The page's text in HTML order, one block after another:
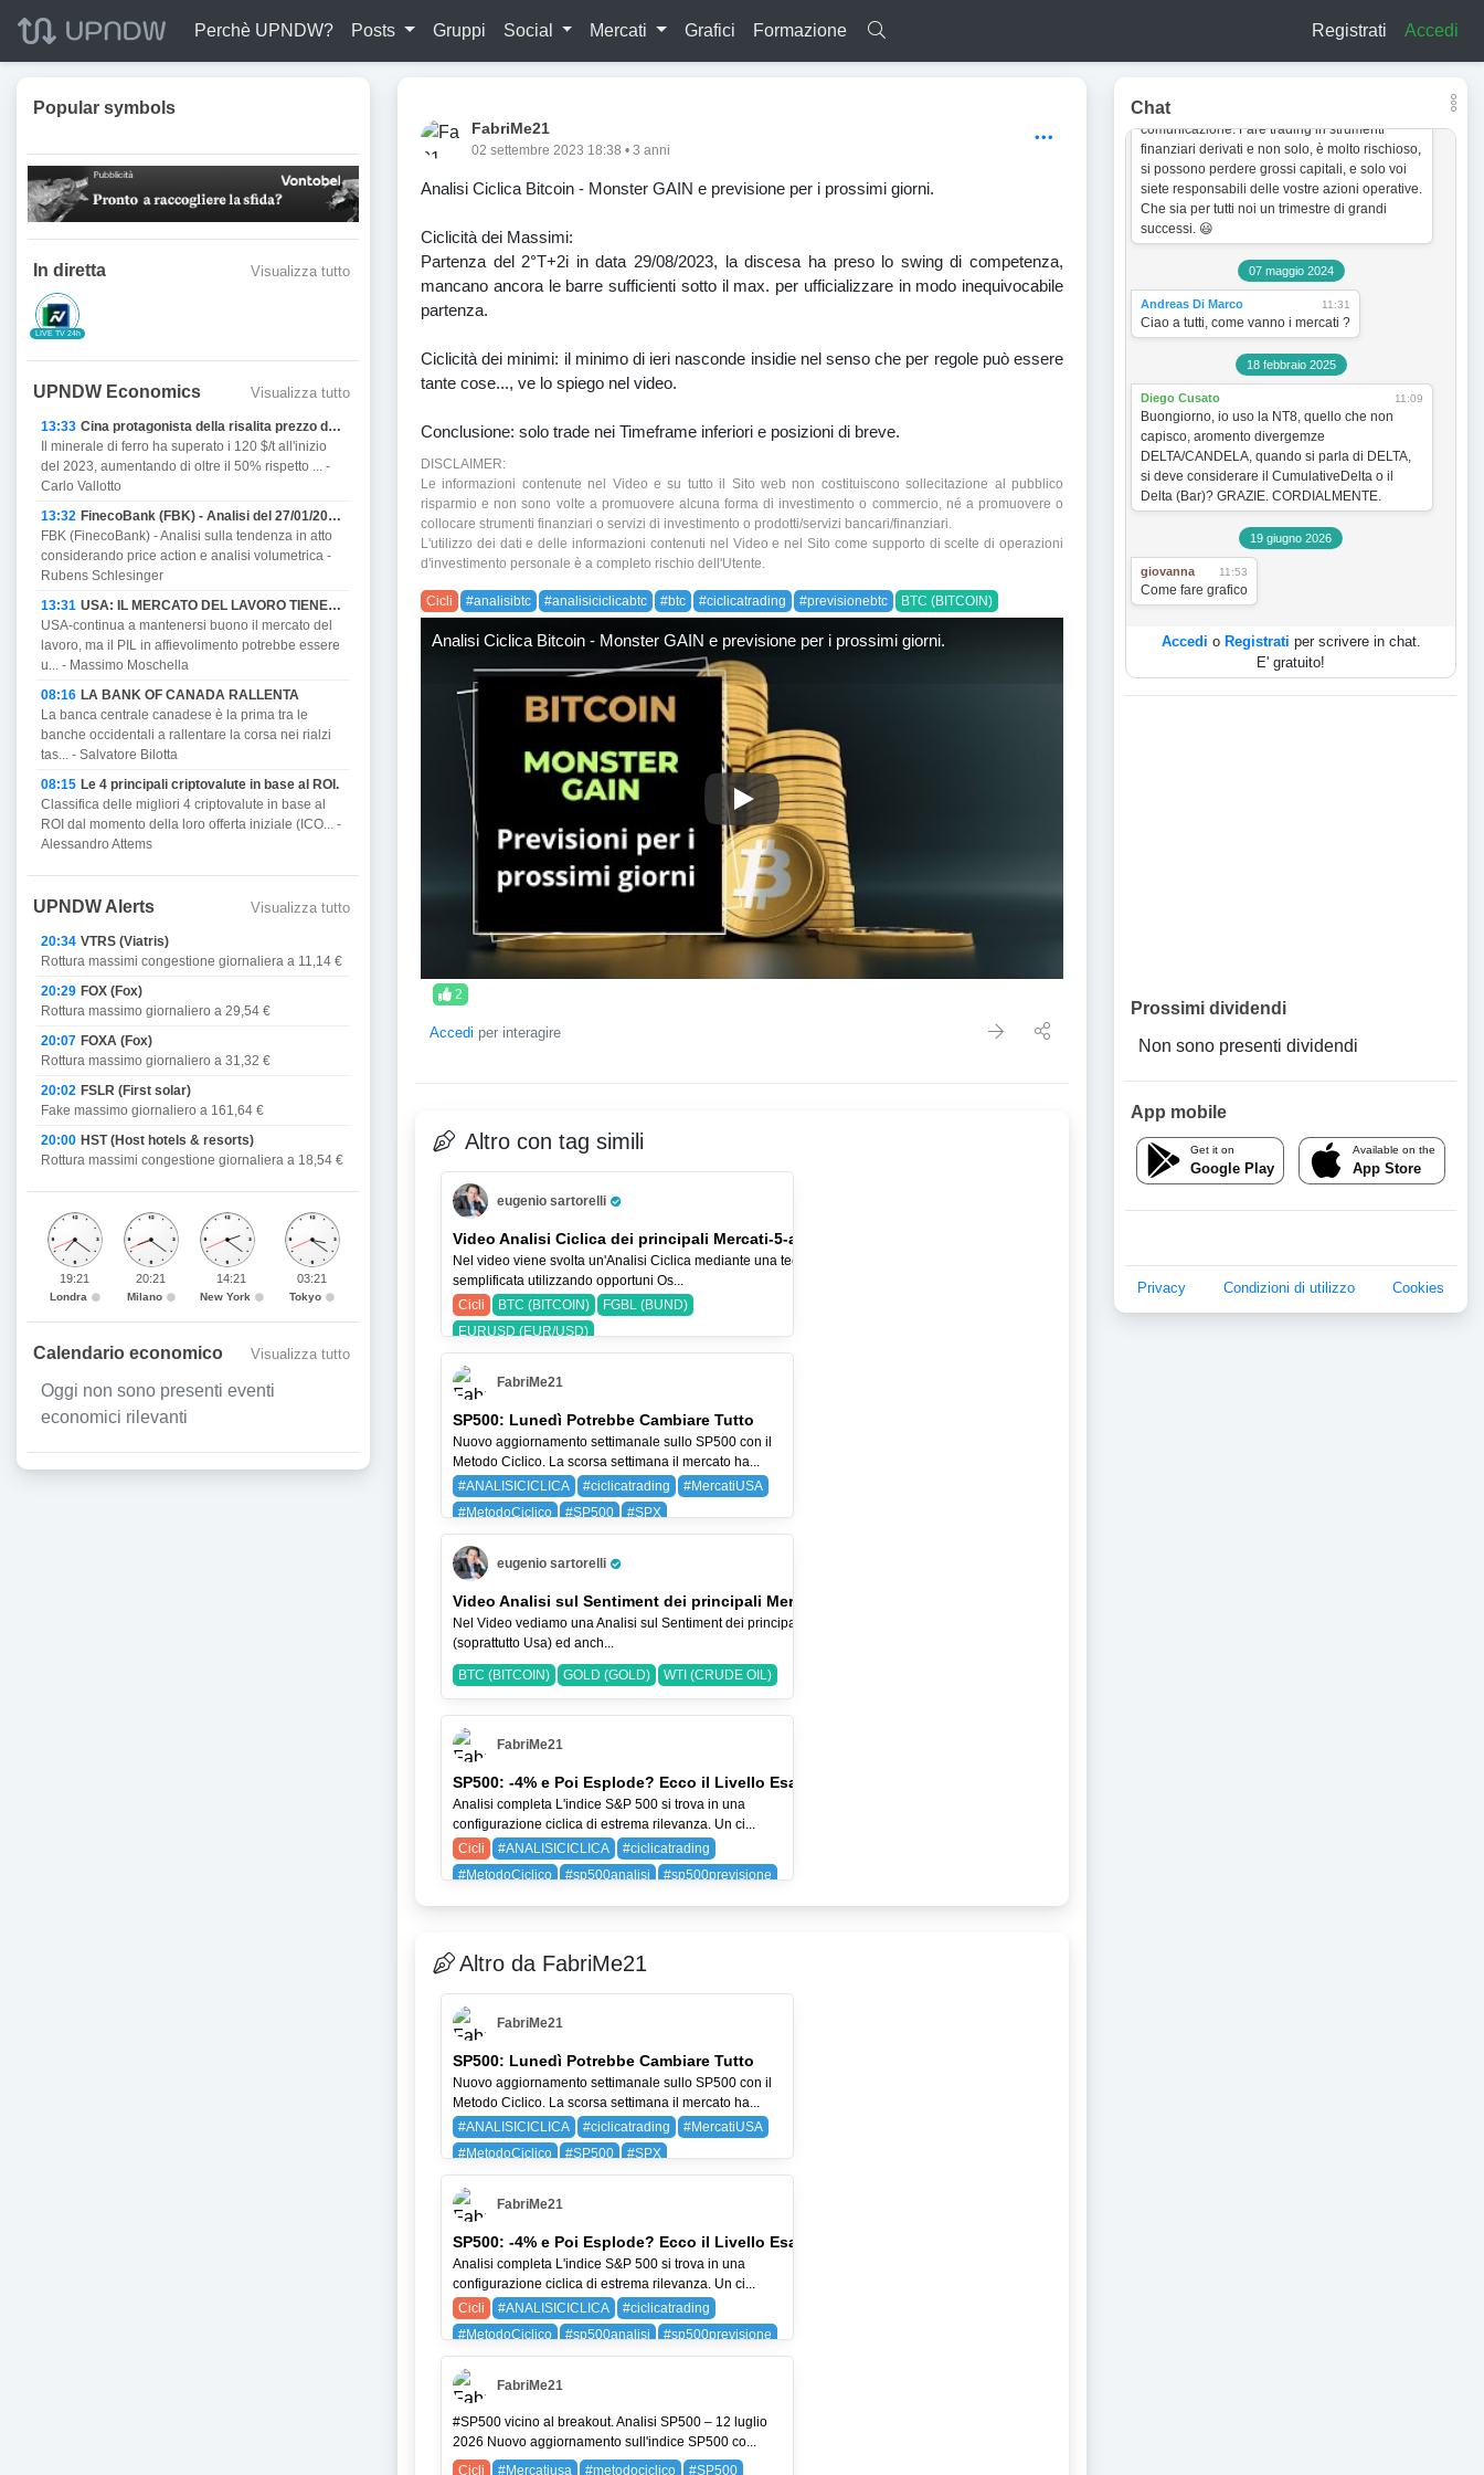
Perchè UPNDW? Posts Gruppi Social Mercati Grafici Formazione Registrati Accedi
FabriMe21
02 settembre 2023 18:38 • 3 anni
Analisi Ciclica Bitcoin - Monster GAIN e previsione per i prossimi giorni.
Ciclicità dei Massimi:
Partenza del 2°T+2i in data 29/08/2023, la discesa ha preso lo swing di competenza,
mancano ancora le barre sufficienti sotto il max. per ufficializzare in modo inequivocabile
partenza.
Ciclicità dei minimi: il minimo di ieri nasconde insidie nel senso che per regole può essere
tante cose..., ve lo spiego nel video.
Conclusione: solo trade nei Timeframe inferiori e posizioni di breve.
DISCLAIMER:
Le informazioni contenute nel Video e su tutto il Sito web non costituiscono sollecitazione al pubblico
risparmio e non sono volte a promuovere alcuna forma di investimento o commercio, né a promuovere o
collocare strumenti finanziari o servizi di investimento o prodotti/servizi bancari/finanziari.
L'utilizzo dei dati e delle informazioni contenuti nel Video e nel Sito come supporto di scelte di operazioni
d'investimento personale è a completo rischio dell'Utente.
Cicli #analisibtc #analisiciclicabtc #btc #ciclicatrading #previsionebtc BTC (BITCOIN)
Analisi Ciclica Bitcoin - Monster GAIN e previsione per i prossimi giorni.
Analisi Ciclica Bitcoin - Monster GAIN e previsione per i prossimi giorni.
2
Accedi per interagire
Altro con tag simili
eugenio sartorelli
Pro Trader
Video Analisi Ciclica dei principali Mercati-5-ago-26
Nel video viene svolta un'Analisi Ciclica mediante una tecnica
semplificata utilizzando opportuni Os...
Cicli
BTC (BITCOIN)
FGBL (BUND)
EURUSD (EUR/USD)
FabriMe21
SP500: Lunedì Potrebbe Cambiare Tutto
Nuovo aggiornamento settimanale sullo SP500 con il
Metodo Ciclico. La scorsa settimana il mercato ha...
#ANALISICICLICA
#ciclicatrading
#MercatiUSA
#MetodoCiclico
#SP500
#SPX
BAYG (BAYER AG)
SPX (SP 500)
eugenio sartorelli
Pro Trader
Video Analisi sul Sentiment dei principali Mercati-2-ago-2026
Nel Video vediamo una Analisi sul Sentiment dei principali Indici Azionari
(soprattutto Usa) ed anch...
BTC (BITCOIN) GOLD (GOLD) WTI (CRUDE OIL)
FabriMe21
SP500: -4% e Poi Esplode? Ecco il Livello Esatto
Analisi completa L'indice S&P 500 si trova in una
configurazione ciclica di estrema rilevanza. Un ci...
Cicli
#ANALISICICLICA
#ciclicatrading
#MetodoCiclico
#sp500analisi
#sp500previsione
Altro da FabriMe21
FabriMe21
SP500: Lunedì Potrebbe Cambiare Tutto
Nuovo aggiornamento settimanale sullo SP500 con il
Metodo Ciclico. La scorsa settimana il mercato ha...
#ANALISICICLICA
#ciclicatrading
#MercatiUSA
#MetodoCiclico
#SP500
#SPX
BAYG (BAYER AG)
SPX (SP 500)
FabriMe21
SP500: -4% e Poi Esplode? Ecco il Livello Esatto
Analisi completa L'indice S&P 500 si trova in una
configurazione ciclica di estrema rilevanza. Un ci...
Cicli
#ANALISICICLICA
#ciclicatrading
#MetodoCiclico
#sp500analisi
#sp500previsione
SPX (SP 500)
FabriMe21
#SP500 vicino al breakout. Analisi SP500 – 12 luglio
2026 Nuovo aggiornamento sull'indice SP500 co...
Cicli
#Mercatiusa #metodociclico #SP500
Popular symbols
In diretta Visualizza tutto
LIVE TV 24h
UPNDW Economics Visualizza tutto
13:33
Cina protagonista della risalita prezzo del Ferro
Il minerale di ferro ha superato i 120 $/t all'inizio
del 2023, aumentando di oltre il 50% rispetto ... -
Carlo Vallotto
13:32
FinecoBank (FBK) - Analisi del 27/01/2023
FBK (FinecoBank) - Analisi sulla tendenza in atto
considerando price action e analisi volumetrica -
Rubens Schlesinger
13:31
USA: IL MERCATO DEL LAVORO TIENE MA PROMETTE DI AFFIEVOLIRSI CON IL PIL E MINACCIA RECESSIONE.
USA-continua a mantenersi buono il mercato del
lavoro, ma il PIL in affievolimento potrebbe essere
u... - Massimo Moschella
08:16 LA BANK OF CANADA RALLENTA
La banca centrale canadese è la prima tra le
banche occidentali a rallentare la corsa nei rialzi
tas... - Salvatore Bilotta
08:15 Le 4 principali criptovalute in base al ROI.
Classifica delle migliori 4 criptovalute in base al
ROI dal momento della loro offerta iniziale (ICO... -
Alessandro Attems
UPNDW Alerts Visualizza tutto
20:34 VTRS (Viatris)
Rottura massimi congestione giornaliera a 11,14 €
20:29 FOX (Fox)
Rottura massimo giornaliero a 29,54 €
20:07 FOXA (Fox)
Rottura massimo giornaliero a 31,32 €
20:02 FSLR (First solar)
Fake massimo giornaliero a 161,64 €
20:00 HST (Host hotels & resorts)
Rottura massimi congestione giornaliera a 18,54 €
19:21
Londra
20:21
Milano
14:21
New York
03:21
Tokyo
Calendario economico Visualizza tutto
Oggi non sono presenti eventi
economici rilevanti
Chat
In quanto tale non vogliono incentivare in
cambiamento senza obbligo di preventiva
comunicazione. Fare trading in strumenti
finanziari derivati e non solo, è molto rischioso,
si possono perdere grossi capitali, e solo voi
siete responsabili delle vostre azioni operative.
Che sia per tutti noi un trimestre di grandi
successi. 😃
07 maggio 2024
Andreas Di Marco 11:31
Ciao a tutti, come vanno i mercati ?
18 febbraio 2025
Diego Cusato 11:09
Buongiorno, io uso la NT8, quello che non
capisco, aromento divergemze
DELTA/CANDELA, quando si parla di DELTA,
si deve considerare il CumulativeDelta o il
Delta (Bar)? GRAZIE. CORDIALMENTE.
19 giugno 2026
giovanna 11:53
Come fare grafico
Accedi o Registrati per scrivere in chat.
E' gratuito!
Prossimi dividendi
Non sono presenti dividendi
App mobile
Get it on
Google Play
Available on the
App Store
Privacy Condizioni di utilizzo Cookies